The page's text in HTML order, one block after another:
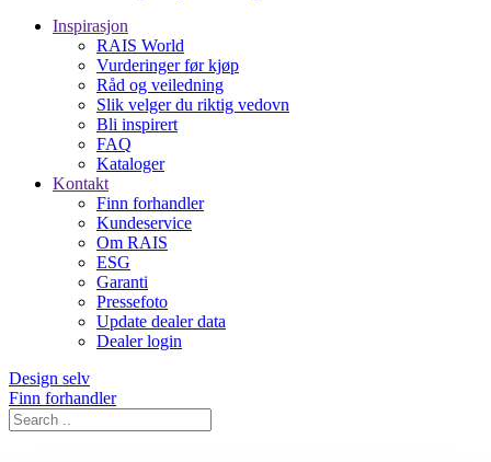
Inspirasjon
RAIS World
Vurderinger før kjøp
Råd og veiledning
Slik velger du riktig vedovn
Bli inspirert
FAQ
Kataloger
Kontakt
Finn forhandler
Kundeservice
Om RAIS
ESG
Garanti
Pressefoto
Update dealer data
Dealer login
Design selv
Finn forhandler